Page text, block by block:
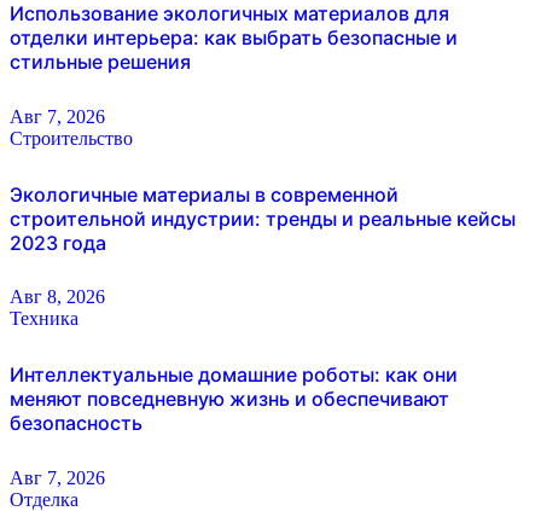
Использование экологичных материалов для
отделки интерьера: как выбрать безопасные и
стильные решения
Авг 7, 2026
Строительство
Экологичные материалы в современной
строительной индустрии: тренды и реальные кейсы
2023 года
Авг 8, 2026
Техника
Интеллектуальные домашние роботы: как они
меняют повседневную жизнь и обеспечивают
безопасность
Авг 7, 2026
Отделка